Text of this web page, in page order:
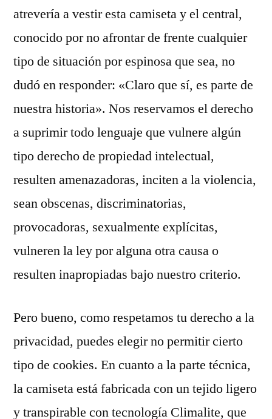
atrevería a vestir esta camiseta y el central,
conocido por no afrontar de frente cualquier
tipo de situación por espinosa que sea, no
dudó en responder: «Claro que sí, es parte de
nuestra historia». Nos reservamos el derecho
a suprimir todo lenguaje que vulnere algún
tipo derecho de propiedad intelectual,
resulten amenazadoras, inciten a la violencia,
sean obscenas, discriminatorias,
provocadoras, sexualmente explícitas,
vulneren la ley por alguna otra causa o
resulten inapropiadas bajo nuestro criterio.
Pero bueno, como respetamos tu derecho a la
privacidad, puedes elegir no permitir cierto
tipo de cookies. En cuanto a la parte técnica,
la camiseta está fabricada con un tejido ligero
y transpirable con tecnología Climalite, que